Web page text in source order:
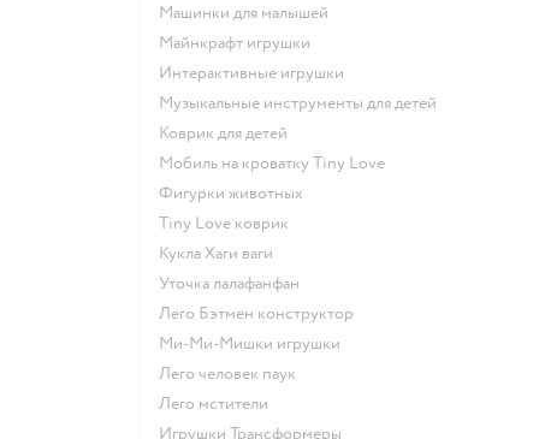
Машинки для малышей
Майнкрафт игрушки
Интерактивные игрушки
Музыкальные инструменты для детей
Коврик для детей
Мобиль на кроватку Tiny Love
Фигурки животных
Tiny Love коврик
Кукла Хаги ваги
Уточка лалафанфан
Лего Бэтмен конструктор
Ми-Ми-Мишки игрушки
Лего человек паук
Лего мстители
Игрушки Трансформеры